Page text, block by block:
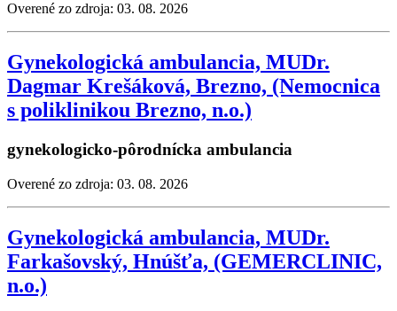
Overené zo zdroja: 03. 08. 2026
Gynekologická ambulancia, MUDr.
Dagmar Krešáková, Brezno, (Nemocnica
s poliklinikou Brezno, n.o.)
gynekologicko-pôrodnícka ambulancia
Overené zo zdroja: 03. 08. 2026
Gynekologická ambulancia, MUDr.
Farkašovský, Hnúšťa, (GEMERCLINIC,
n.o.)